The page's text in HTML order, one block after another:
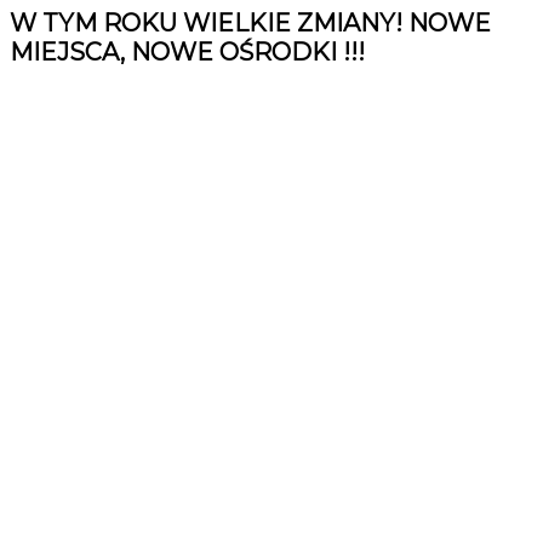
W TYM ROKU WIELKIE ZMIANY! NOWE
MIEJSCA, NOWE OŚRODKI !!!